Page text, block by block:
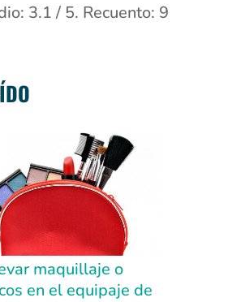
3.1/ 5. Recuento: 9
maquillaje o
en el equipaje de